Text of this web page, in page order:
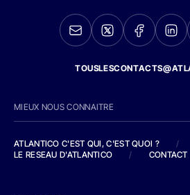
MIEUX NOUS CONNAITRE
ATLANTICO C'EST QUI, C'EST QUOI ?
/
LE RESEAU D'ATLANTICO
/ CONTACT